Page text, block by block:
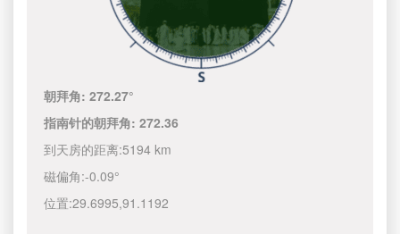
朝拜角:272.27°
指南针的朝拜角:272.36
到天房的距离:5194 km
磁偏角:-0.09°
位置:29.6995,91.1192